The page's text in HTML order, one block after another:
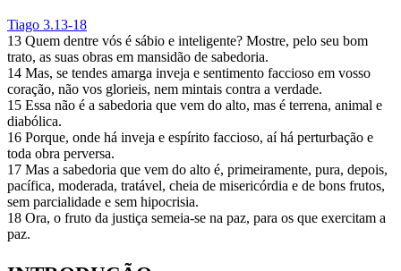
Tiago 3.13-18
13 Quem dentre vós é sábio e inteligente? Mostre, pelo seu bom
trato, as suas obras em mansidão de sabedoria.
14 Mas, se tendes amarga inveja e sentimento faccioso em vosso
coração, não vos glorieis, nem mintais contra a verdade.
15 Essa não é a sabedoria que vem do alto, mas é terrena, animal e
diabólica.
16 Porque, onde há inveja e espírito faccioso, aí há perturbação e
toda obra perversa.
17 Mas a sabedoria que vem do alto é, primeiramente, pura, depois,
pacífica, moderada, tratável, cheia de misericórdia e de bons frutos,
sem parcialidade e sem hipocrisia.
18 Ora, o fruto da justiça semeia-se na paz, para os que exercitam a
paz.